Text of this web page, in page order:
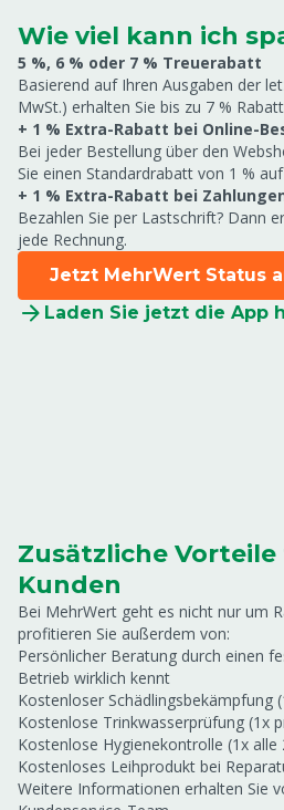
Wie viel kann ich
5 %, 6 % oder 7 % Treuerabatt
Basierend auf Ihren Ausgaben der
MwSt.) erhalten Sie bis zu 7 %
+ 1 % Extra-Rabatt bei Online-
Bei jeder Bestellung über den
Sie einen Standardrabatt von 1 %
+ 1 % Extra-Rabatt bei
Bezahlen Sie per Lastschrift? Dann
jede Rechnung.
Jetzt MehrWert Status
Laden Sie jetzt die App
Zusätzliche
Kunden
Bei MehrWert geht es nicht nur um
profitieren Sie außerdem von:
Persönlicher Beratung durch einen
Betrieb wirklich kennt
Kostenloser Schädlingsbekämpfung
Kostenlose Trinkwasserprüfung (1x
Kostenlose Hygienekontrolle (1x alle
Kostenloses Leihprodukt bei
Weitere Informationen erhalten Sie